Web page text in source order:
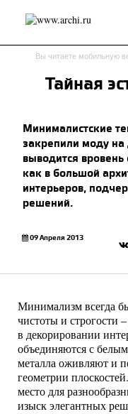
Россия Мир
Журнал
Интервью
Обзор
Объект
Репортаж
Рецензия
Дизайн
Книги
Наследие
Вы читаете мобильную
Тайная
Минималистские
закрепили моду на
выводится вровень
как в большой
интерьеров,
решений.
09 Апреля 2013
Минимализм всегда
чистоты и строгости
в декорировании
объединяются с
металла оживляют и
геометрии
место для
изыск элегантных